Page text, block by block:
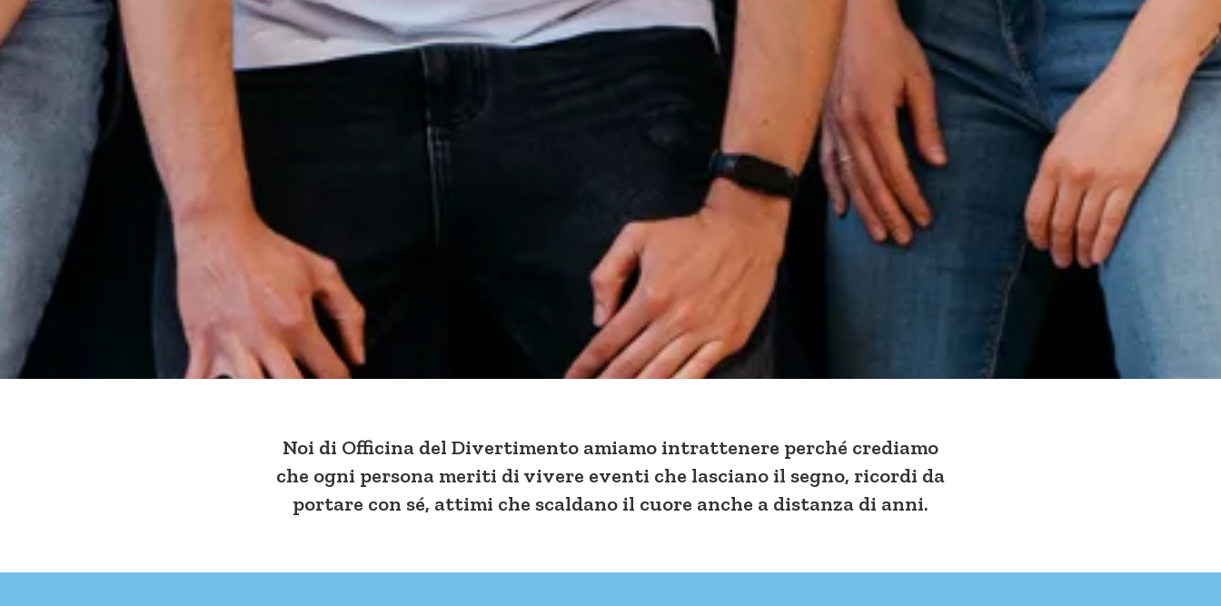
Noi di Officina del Divertimento amiamo intrattenere perché crediamo
che ogni persona meriti di vivere eventi che lasciano il segno, ricordi da
portare con sé, attimi che scaldano il cuore anche a distanza di anni.